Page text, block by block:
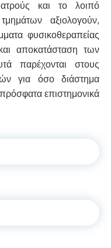
και το λοιπό
αξιολογούν,
φυσικοθεραπείας
αποκατάσταση των
παρέχονται στους
για όσο διάστημα
επιστημονικά